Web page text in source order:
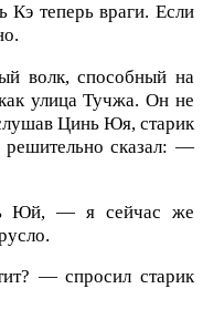
теперь враги. Если
волк, способный на
улица Тучжа. Он не
Цинь Юя, старик
сказал: —
Юй, — я сейчас же
— спросил старик